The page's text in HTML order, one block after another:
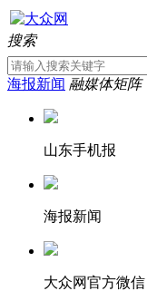
搜索
海报新闻 融媒体矩阵
山东手机报
海报新闻
大众网官方微信